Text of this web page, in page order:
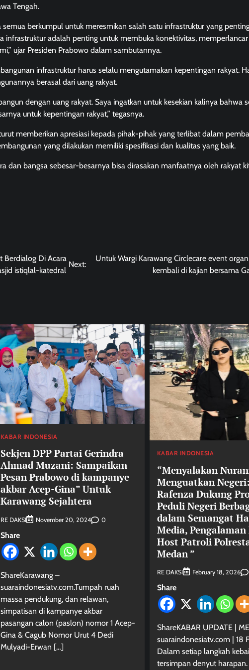
Tengah.
berkumpul untuk meresmikan salah satu infrastruktur yang
infrastruktur adalah penting untuk membuka konektivitas,
ujar Presiden Prabowo dalam sambutannya.
infrastruktur harus selalu mengutamakan kepentingan rakyat.
berasal dari uang rakyat.
dengan uang rakyat. Saya ingatkan untuk kesekian kalinya bahwa
untuk kepentingan rakyat,” tegasnya.
memberikan apresiasi kepada pihak-pihak yang terlibat dalam
yang dilakukan memiliki spesifikasi dan kualitas yang baik.
dan bangsa sebesar-besarnya bisa dirasakan manfaatnya oleh rakyat
Berdialog Di Acara
istiqlal-katedral
Next:
Untuk Wargi Karawang Circlecare event
kembali di kajian bersama
KABAR INDONESIA
Sekjen DPP Partai Gerindra
Ahmad Muzani: Sampaikan
Pesan Prabowo di kampanye
akbar Acep-Gina” Untuk
Karawang Sejahtera
RE DAKSI November 20, 2024 0
Share
ShareKarawang –
suaraindonesiatv.com.Tumpah ruah
massa pendukung, dan relawan,
simpatisan di kampanye akbar
pasangan calon (paslon) nomor 1 Acep-
Gina & Cagub Nomor Urut 4 Dedi
Mulyadi-Erwan […]
KABAR INDONESIA
“Menyalakan
Menguatkan
Rafenza Dukung
Peduli Negeri
dalam Semangat
Media,
Host Patroli
Medan ”
RE DAKSI February 18, 2026
Share
ShareKABAR UPDATE |
suaraindonesiatv.com | 18
Dalam setiap langkah
tersimpan denyut